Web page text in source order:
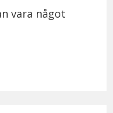
vara något